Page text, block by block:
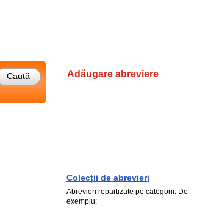
Adăugare abreviere
Colecții de abrevieri
Abrevieri repartizate pe categorii. De
exemplu: